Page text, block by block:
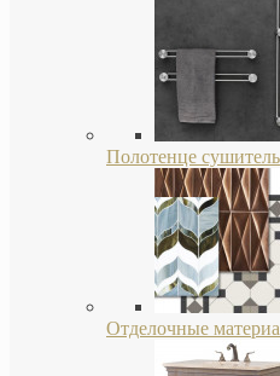
Полотенце сушитель
Отделочные